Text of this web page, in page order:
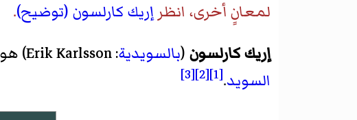
لمعانٍ أخرى، انظرإريك كارلسون (توضيح).
إريك كارلسون (بالسويدية:
Erik Karlsson)‏ هو
السويد.
[1]
[2]
[3]